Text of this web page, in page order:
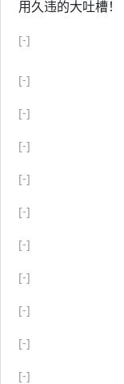
用久违的大吐槽！
[-]
[-]
[-]
[-]
[-]
[-]
[-]
[-]
[-]
[-]
[-]